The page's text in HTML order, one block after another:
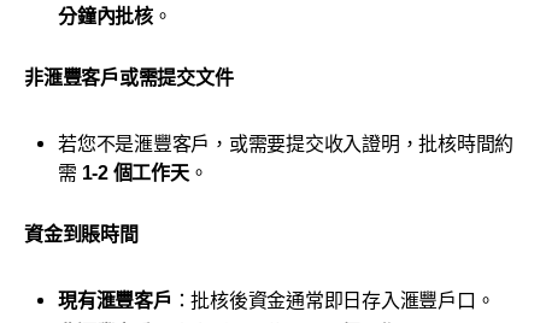
分鐘內批核。
非滙豐客戶或需提交文件
若您不是滙豐客戶，或需要提交收入證明，批核時間約
需 1-2 個工作天。
資金到賬時間
現有滙豐客戶 ：批核後資金通常即日存入滙豐戶口。